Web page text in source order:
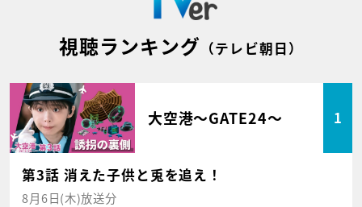
視聴ランキング （テレビ朝日）
大空港～GATE24～ 1
第3話 消えた子供と兎を追え！
8月6日(木)放送分